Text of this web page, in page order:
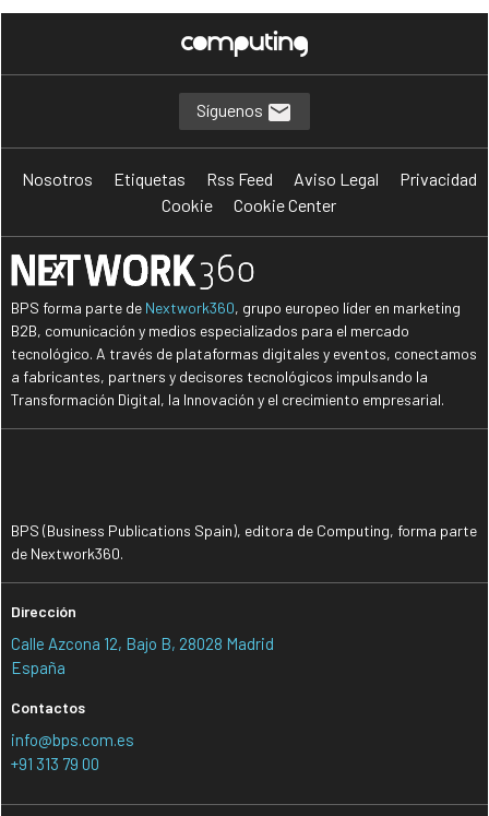
Síguenos
Nosotros Etiquetas Rss Feed Aviso Legal
Privacidad
Cookie
Cookie Center
BPS forma parte de Nextwork360, grupo europeo líder en marketing
B2B, comunicación y medios especializados para el mercado
tecnológico. A través de plataformas digitales y eventos, conectamos
a fabricantes, partners y decisores tecnológicos impulsando la
Transformación Digital, la Innovación y el crecimiento empresarial.
BPS (Business Publications Spain), editora de Computing, forma parte
de Nextwork360.
Dirección
Calle Azcona 12, Bajo B, 28028 Madrid
España
Contactos
info@bps.com.es
+91 313 79 00